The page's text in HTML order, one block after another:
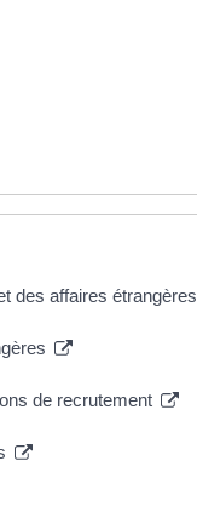
des affaires étrangères
de recrutement